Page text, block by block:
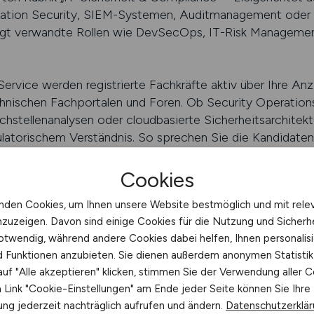
Security, SIEM-Systemen, Auditmanagement oder
verwandte Rollen wie DevSecOps, IT-Risk
werden registrierte Fachkräfte aktiv über Ihre
Fachportalen und Foren. Ob Security
oder cloudbasierte
Verständnis. So sprechen Sie die
Jobbörse für vertrauensvolle
Sorgfalt und technische Exzellenz. ITSTEPS ist
zu platzieren, das diese Anforderungen erfüllt. Unsere
CERT-Spezialisten und Auditteams – mit
forensischer Analyse oder Security Engineering. Sie
Cookies
Cookies, um Ihnen unsere Website bestmöglich und mit
Davon sind einige Cookies für die Nutzung und
während andere Cookies dabei helfen, Ihnen
Funktionen anzubieten. Sie dienen außerdem anonymen
"Alle akzeptieren" klicken, stimmen Sie der Verwendung aller
"Cookie-Einstellungen" am Ende jeder Seite können Sie Ihre
jederzeit nachträglich aufrufen und ändern.